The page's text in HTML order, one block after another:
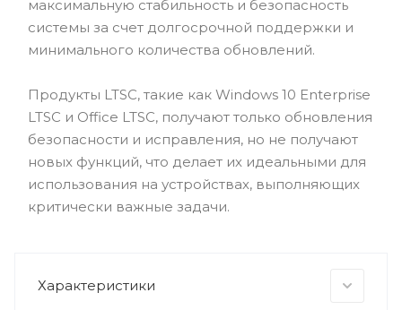
максимальную стабильность и безопасность
системы за счет долгосрочной поддержки и
минимального количества обновлений.
Продукты LTSC, такие как Windows 10 Enterprise
LTSC и Office LTSC, получают только обновления
безопасности и исправления, но не получают
новых функций, что делает их идеальными для
использования на устройствах, выполняющих
критически важные задачи.
Характеристики